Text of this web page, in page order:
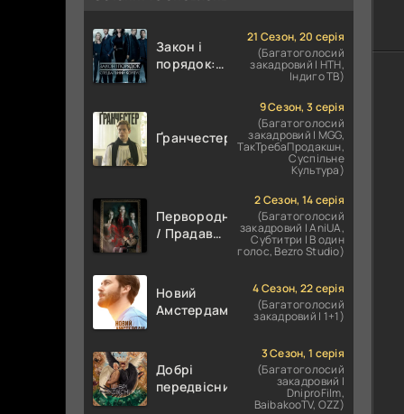
Закон і
порядок:
21 Сезон, 20 серія
(Багатоголосий
закадровий | НТН,
Індиго ТВ)
Ґранчестер
9 Сезон, 3 серія
(Багатоголосий
закадровий | MGG,
ТакТребаПродакшн,
Суспільне
Культура)
Первородні
/ Прадавні
2 Сезон, 14 серія
(Багатоголосий
закадровий | AniUA,
Субтитри | В один
голос, Bezro Studio)
Новий
Амстердам
4 Сезон, 22 серія
(Багатоголосий
закадровий | 1+1)
Добрі
передвісники
3 Сезон, 1 серія
(Багатоголосий
закадровий |
DniproFilm,
BaibakooTV, OZZ)